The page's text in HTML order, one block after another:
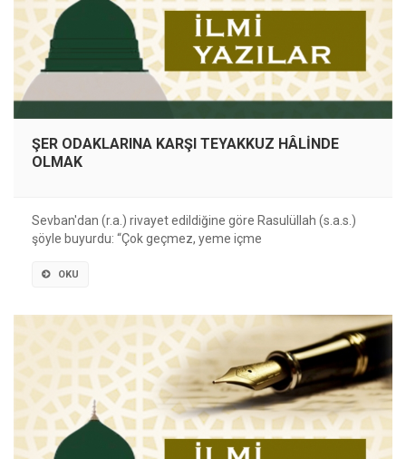
ŞER ODAKLARINA KARŞI TEYAKKUZ HÂLİNDE
OLMAK
Sevban'dan (r.a.) rivayet edildiğine göre Rasulüllah (s.a.s.)
şöyle buyurdu: “Çok geçmez, yeme içme
OKU